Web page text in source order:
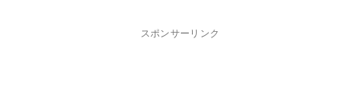
スポンサーリンク